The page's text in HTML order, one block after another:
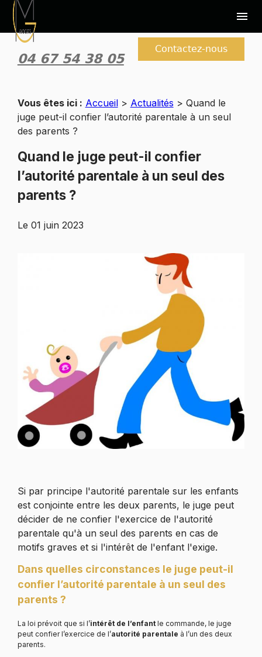
menu
04 67 54 38 05
Contactez-nous
Vous êtes ici : Accueil> Actualités > Quand le
juge peut-il confier l’autorité parentale à un seul
des parents ?
Quand le juge peut-il confier
l’autorité parentale à un seul des
parents ?
Le 01 juin 2023
Si par principe l'autorité parentale sur les enfants
est conjointe entre les deux parents, le juge peut
décider de ne confier l'exercice de l'autorité
parentale qu'à un seul des parents en cas de
motifs graves et si l'intérêt de l'enfant l'exige.
Dans quelles circonstances le juge peut-il
confier l’autorité parentale à un seul des
parents ?
La loi prévoit que si l’intérêt de l’enfantle commande, le juge
peut confier l’exercice de l’autorité parentale à l’un des deux
parents.
Panneau de gestion des cookies